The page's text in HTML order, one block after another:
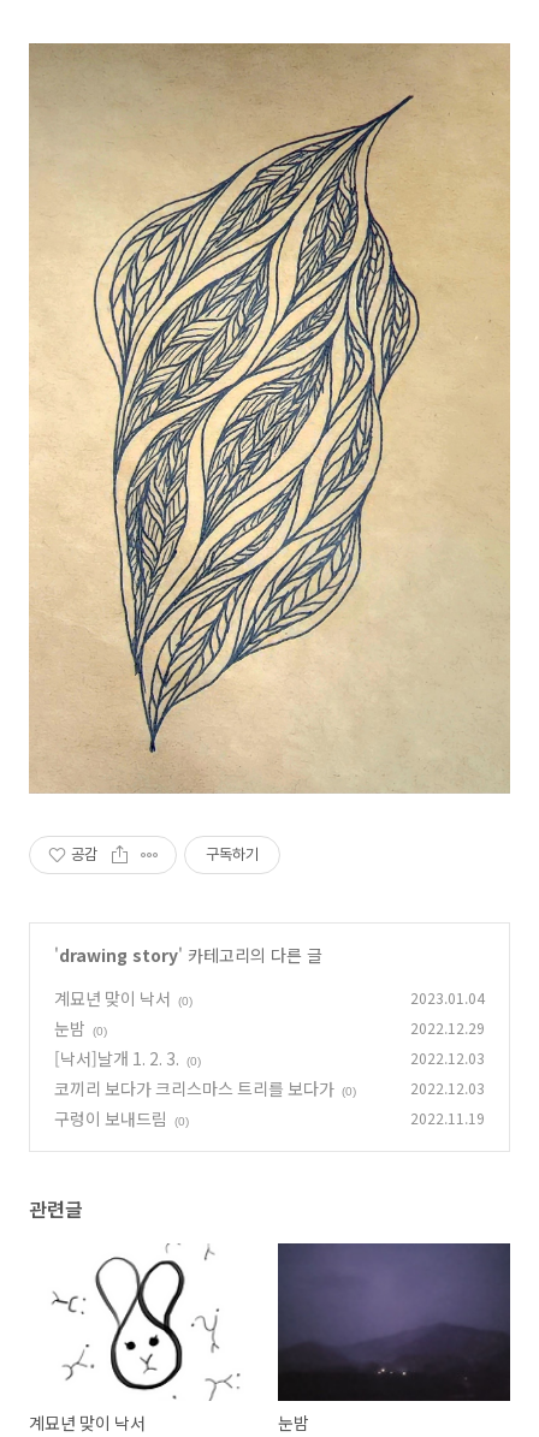
공감 구독하기
'drawing story' 카테고리의 다른 글
계묘년 맞이 낙서
(0) 2023.01.04
눈밤 (0) 2022.12.29
[낙서]날개 1. 2. 3. (0) 2022.12.03
코끼리 보다가 크리스마스 트리를 보다가 (0) 2022.12.03
구렁이 보내드림 (0) 2022.11.19
관련글
계묘년 맞이 낙서 눈밤